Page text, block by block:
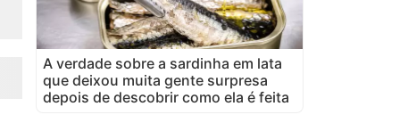
A verdade sobre a sardinha em lata
que deixou muita gente surpresa
depois de descobrir como ela é feita